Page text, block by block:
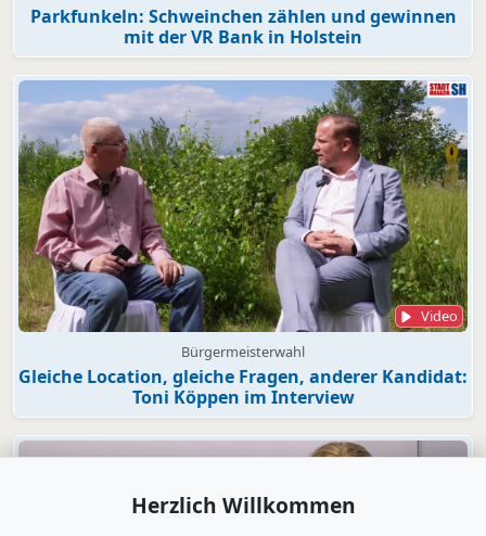
Parkfunkeln: Schweinchen zählen und gewinnen
mit der VR Bank in Holstein
Video
Bürgermeisterwahl
Gleiche Location, gleiche Fragen, anderer Kandidat:
Toni Köppen im Interview
Herzlich Willkommen